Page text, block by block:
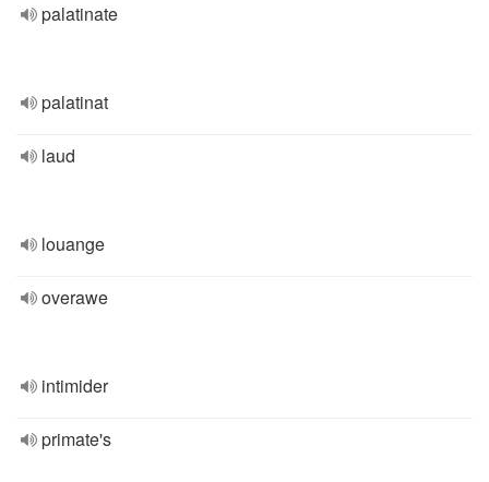
palatinate
palatinat
laud
louange
overawe
intimider
primate's